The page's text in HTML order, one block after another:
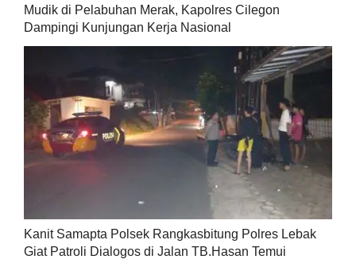
Mudik di Pelabuhan Merak, Kapolres Cilegon
Dampingi Kunjungan Kerja Nasional
Kanit Samapta Polsek Rangkasbitung Polres Lebak
Giat Patroli Dialogos di Jalan TB.Hasan Temui